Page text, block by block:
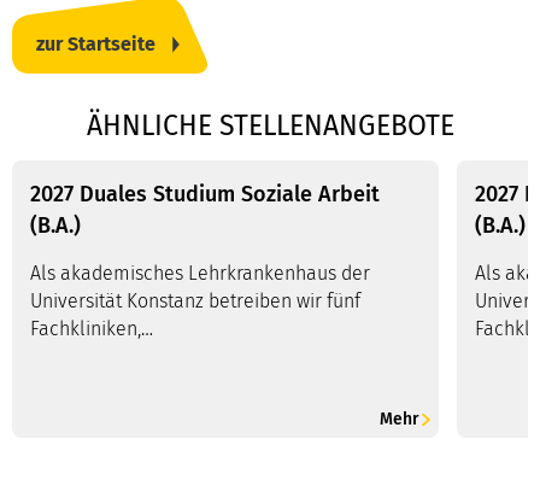
zur Startseite
ÄHNLICHE STELLENANGEBOTE
2027 Duales Studium Soziale Arbeit
(B.A.)
Als akademisches Lehrkrankenhaus der
Universität Konstanz betreiben wir fünf
Fachkliniken,…
Mehr
2027
(B.A.)
Als